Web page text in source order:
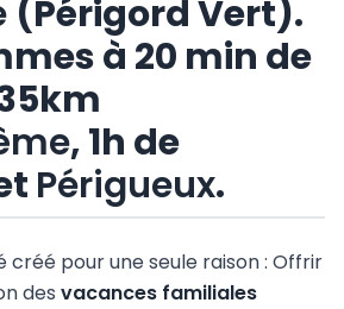
(Périgord Vert).
à 20 min de
, 1h de
Périgueux.
créé pour une seule raison : Offrir
des vacances familiales